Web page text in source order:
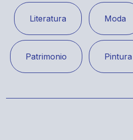
Literatura Moda
Patrimonio Pintura